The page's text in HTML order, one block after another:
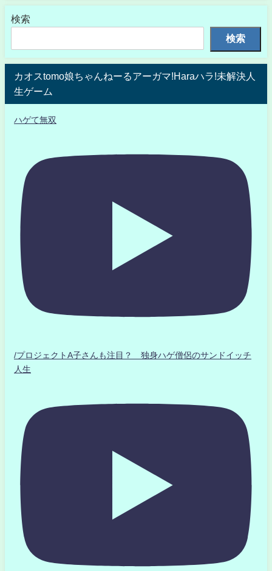
検索
検索
カオスtomo娘ちゃんねーるアーガマ!Haraハラ!未解決人
生ゲーム
ハゲて無双
/プロジェクトA子さんも注目？ 独身ハゲ僧侶のサンドイッチ
人生